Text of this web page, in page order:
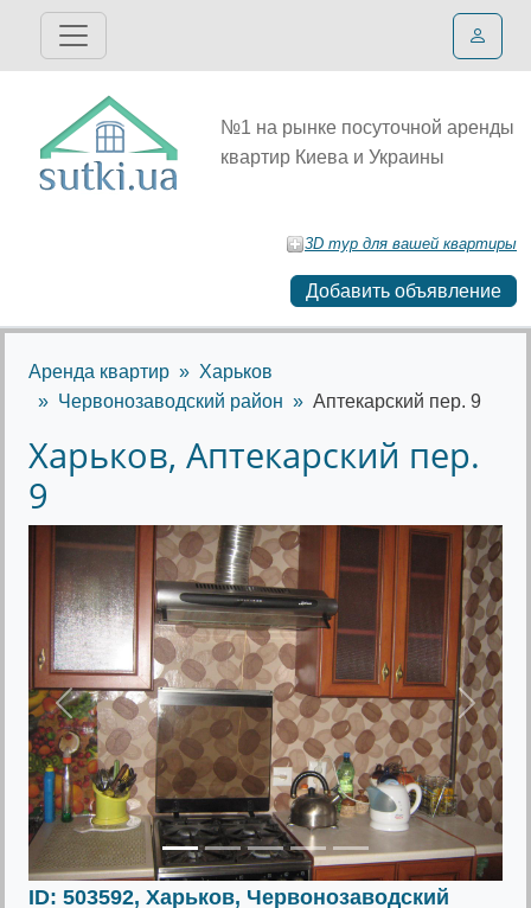
№1 на рынке посуточной аренды
квартир Киева и Украины
3D тур для вашей квартиры
Добавить объявление
Аренда квартир
Харьков
Червонозаводский район
Аптекарский пер. 9
Харьков, Аптекарский пер.
9
Предыдущее
ID: 503592, Харьков, Червонозаводский